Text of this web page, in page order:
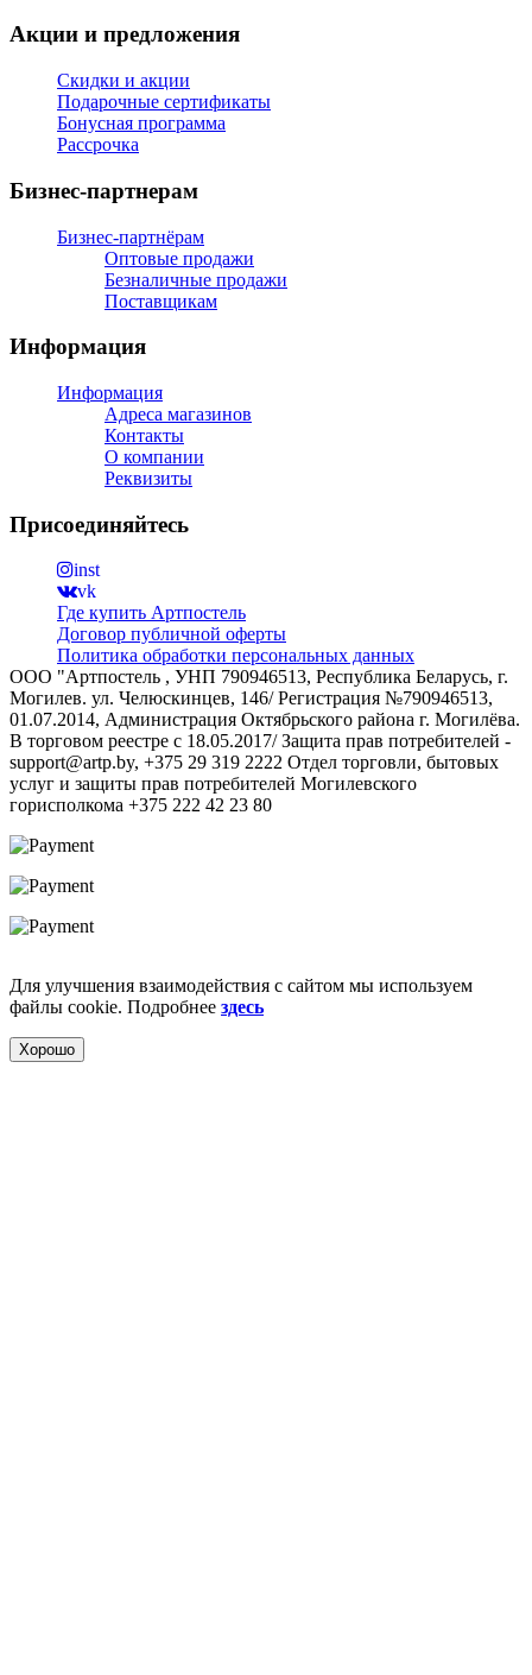
Акции и предложения
Скидки и акции
Подарочные сертификаты
Бонусная программа
Рассрочка
Бизнес-партнерам
Бизнес-партнёрам
Оптовые продажи
Безналичные продажи
Поставщикам
Информация
Информация
Адреса магазинов
Контакты
О компании
Реквизиты
Присоединяйтесь
inst
vk
Где купить Артпостель
Договор публичной оферты
Политика обработки персональных данных
ООО "Артпостель , УНП 790946513, Республика Беларусь, г.
Могилев. ул. Челюскинцев, 146/ Регистрация №790946513,
01.07.2014, Администрация Октябрьского района г. Могилёва.
В торговом реестре с 18.05.2017/ Защита прав потребителей -
support@artp.by, +375 29 319 2222 Отдел торговли, бытовых
услуг и защиты прав потребителей Могилевского
горисполкома +375 222 42 23 80
Для улучшения взаимодействия с сайтом мы используем
файлы cookie. Подробнее здесь
Хорошо